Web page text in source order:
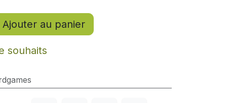
Ajouter au panier
souhaits